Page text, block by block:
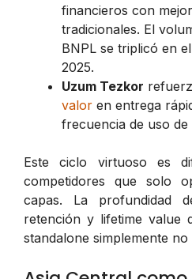
financieros con
tradicionales. El
BNPL se triplicó en
2025.
Uzum Tezkor
valor en entrega
frecuencia de uso
Este ciclo virtuoso es
competidores que solo
capas. La profundidad
retención y lifetime value
standalone simplemente no